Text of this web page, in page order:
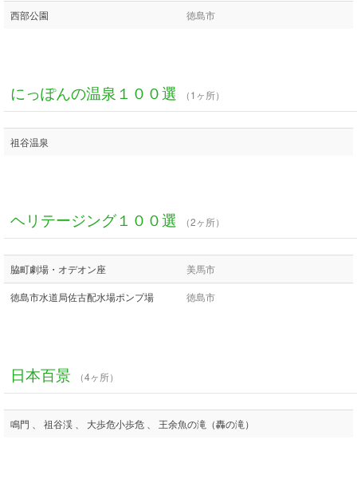
西部公園 徳島市
にっぽんの温泉１００選 （1ヶ所）
祖谷温泉
ヘリテージング１００選 （2ヶ所）
脇町劇場・オデオン座 美馬市
徳島市水道局佐古配水場ポンプ場 徳島市
日本百景 （4ヶ所）
鳴門 、 祖谷渓 、 大歩危小歩危 、 王余魚の滝（轟の滝）